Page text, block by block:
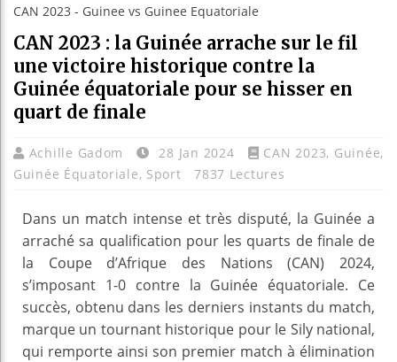
CAN 2023 - Guinee vs Guinee Equatoriale
CAN 2023 : la Guinée arrache sur le fil
une victoire historique contre la
Guinée équatoriale pour se hisser en
quart de finale
Achille Gadom 28 Jan 2024 CAN 2023, Guinée,
Guinée Équatoriale, Sport 7837 Lectures
Dans un match intense et très disputé, la Guinée a
arraché sa qualification pour les quarts de finale de
la Coupe d’Afrique des Nations (CAN) 2024,
s’imposant 1-0 contre la Guinée équatoriale. Ce
succès, obtenu dans les derniers instants du match,
marque un tournant historique pour le Sily national,
qui remporte ainsi son premier match à élimination